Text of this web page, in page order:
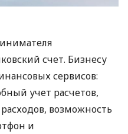
счет. Бизнесу
сервисов:
учет расчетов,
возможность
и